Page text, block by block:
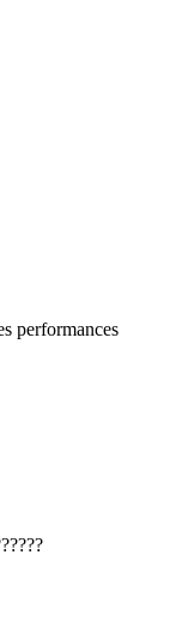
performances